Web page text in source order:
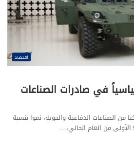
اقتصاد
في صادرات الصناعات
من الصناعات الدفاعية والجوية، نموا بنسبة